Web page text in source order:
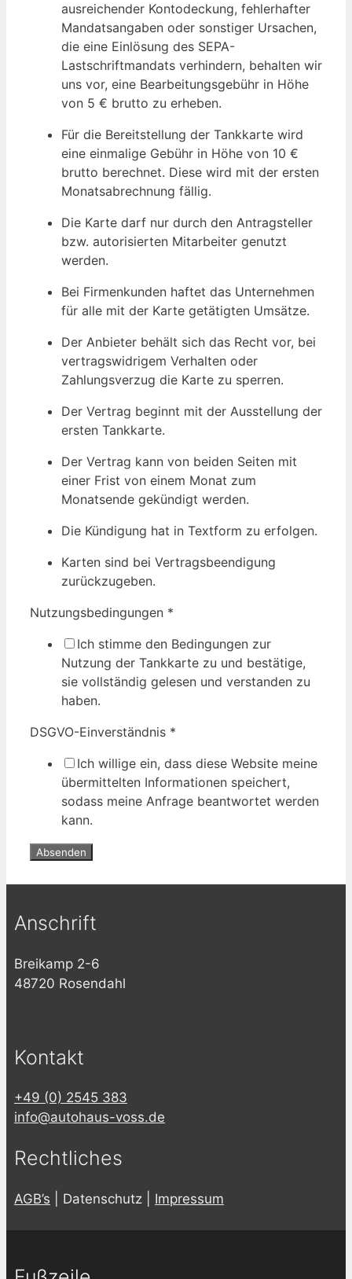
ausreichender Kontodeckung, fehlerhafter
Mandatsangaben oder sonstiger Ursachen,
die eine Einlösung des SEPA-
Lastschriftmandats verhindern, behalten wir
uns vor, eine Bearbeitungsgebühr in Höhe
von 5 € brutto zu erheben.
Für die Bereitstellung der Tankkarte wird
eine einmalige Gebühr in Höhe von 10 €
brutto berechnet. Diese wird mit der ersten
Monatsabrechnung fällig.
Die Karte darf nur durch den Antragsteller
bzw. autorisierten Mitarbeiter genutzt
werden.
Bei Firmenkunden haftet das Unternehmen
für alle mit der Karte getätigten Umsätze.
Der Anbieter behält sich das Recht vor, bei
vertragswidrigem Verhalten oder
Zahlungsverzug die Karte zu sperren.
Der Vertrag beginnt mit der Ausstellung der
ersten Tankkarte.
Der Vertrag kann von beiden Seiten mit
einer Frist von einem Monat zum
Monatsende gekündigt werden.
Die Kündigung hat in Textform zu erfolgen.
Karten sind bei Vertragsbeendigung
zurückzugeben.
Nutzungsbedingungen *
Ich stimme den Bedingungen zur
Nutzung der Tankkarte zu und bestätige,
sie vollständig gelesen und verstanden zu
haben.
DSGVO-Einverständnis *
Ich willige ein, dass diese Website meine
übermittelten Informationen speichert,
sodass meine Anfrage beantwortet werden
kann.
Absenden
Anschrift
Breikamp 2-6
48720 Rosendahl
Kontakt
+49 (0) 2545 383
info@autohaus-voss.de
Rechtliches
AGB’s | Datenschutz | Impressum